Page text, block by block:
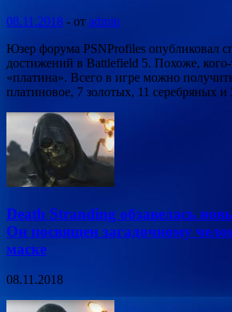
08.11.2018 - от admin
Юзер форума PSNProfiles опубликовал
достижений в Battlefield 5. Похоже, кого-
«платина». Всего в игре можно
платиновое, 7 золотых, 11 серебряных
Death Stranding обзавелась
Он посвящен загадочному
маске
08.11.2018